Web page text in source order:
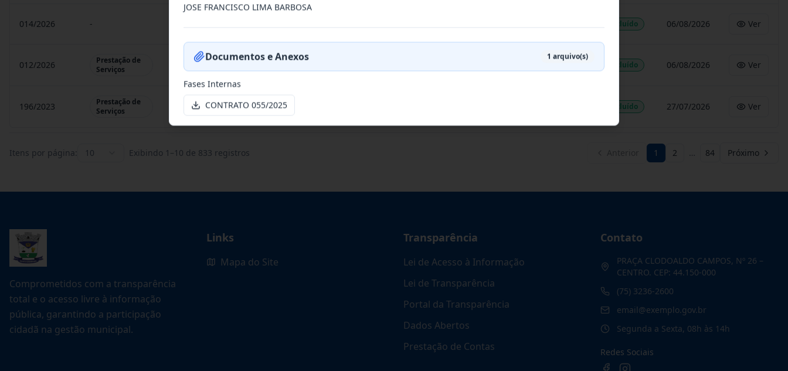
014/2026 - Concluído 06/08/2026 Ver
012/2026
Prestação de
Serviços
presente Ata tem por objeto o Registro de preços para eventu Concluído 06/08/2026 Ver
196/2023
Prestação de
Serviços
O presente termo aditivo tem como objeto a Prorrogação da vi Concluído 27/07/2026 Ver
Itens por página: 10 Exibindo 1 –10 de 833 registros 1 2 … 84 Próximo
Comprometidos com a transparência
total e o acesso livre à informação
pública, garantindo a participação
cidadã na gestão municipal.
Links
Mapa do Site
Transparência
Lei de Acesso à Informação
Lei de Transparência
Portal da Transparência
Dados Abertos
Prestação de Contas
Contato
PRAÇA CLODOALDO CAMPOS, Nº 26 –
CENTRO. CEP: 44.150-000
(75) 3236-2600
email@exemplo.gov.br
Segunda a Sexta, 08h às 14h
Redes Sociais
JOSE FRANCISCO LIMA BARBOSA
Documentos e Anexos 1 arquivo(s)
Fases Internas
CONTRATO 055/2025